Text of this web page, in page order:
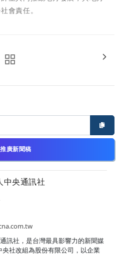
會責任。
推廣新聞稿
中央通訊社
訊社，是台灣最具影響力的新聞媒
社改組為股份有限公司，以企業